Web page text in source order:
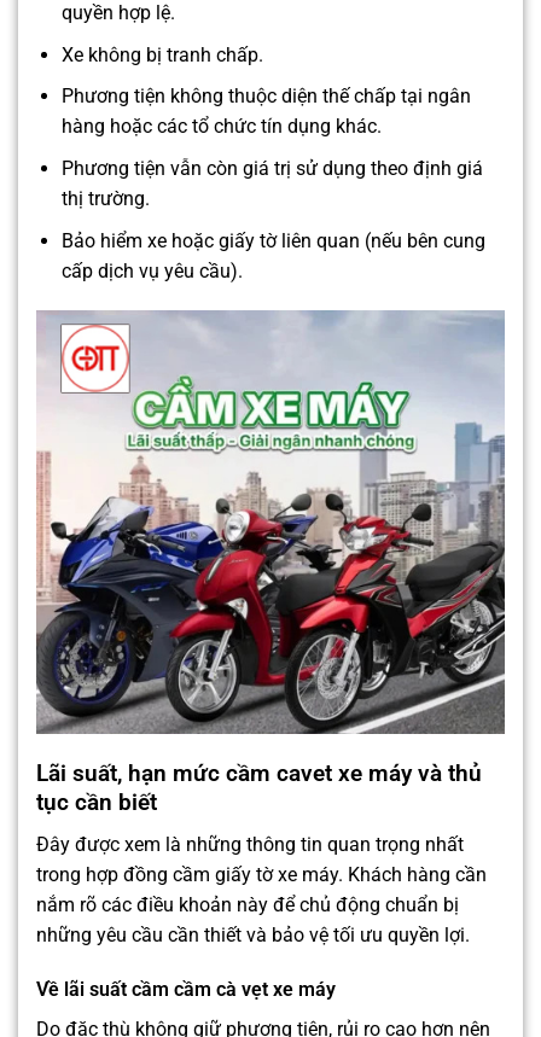
quyền hợp lệ.
Xe không bị tranh chấp.
Phương tiện không thuộc diện thế chấp tại ngân
hàng hoặc các tổ chức tín dụng khác.
Phương tiện vẫn còn giá trị sử dụng theo định giá
thị trường.
Bảo hiểm xe hoặc giấy tờ liên quan (nếu bên cung
cấp dịch vụ yêu cầu).
Lãi suất, hạn mức cầm cavet xe máy và thủ
tục cần biết
Đây được xem là những thông tin quan trọng nhất
trong hợp đồng cầm giấy tờ xe máy. Khách hàng cần
nắm rõ các điều khoản này để chủ động chuẩn bị
những yêu cầu cần thiết và bảo vệ tối ưu quyền lợi.
Về lãi suất cầm cầm cà vẹt xe máy
Do đặc thù không giữ phương tiện, rủi ro cao hơn nên